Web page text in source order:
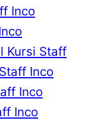
Inco
Kursi Staff
Inco
Inco
Inco